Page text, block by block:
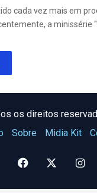
cada vez mais em
a minissérie
os direitos
Sobre Midia Kit
Facebook